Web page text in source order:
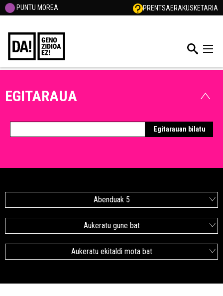
PUNTU MOREA PRENTSAERAKUSKETARIA
EGITARAUA
Abenduak 5
Aukeratu gune bat
Aukeratu ekitaldi mota bat